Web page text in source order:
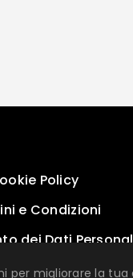
per migliorare la tua
Policy
e Condizioni
dei Dati